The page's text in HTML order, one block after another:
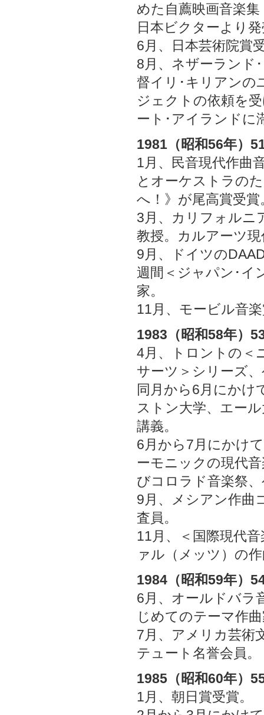
めた自薦映画音楽
日本ビクターより
6月、日本芸術院賞
8月、ネザーランド
督イリ･キリアンの
ジェクトの依頼を
ート･アイランドに
1981（昭和56年）
1月、民音現代作曲
とオーケストラの
へ！》が尾高賞受賞
3月、カリフォルニ
教授。カルアーツ
9月、ドイツの
週間＜ジャパン･イ
家。
11月、モービル音
1983（昭和58年）
4月、トロントの＜
サーツ＞シリーズ
同月から6月にかけ
ストン大学、エー
講義。
6月から7月にかけ
ーモニックの現代
びコロラド音楽祭
9月、メシアン作曲
査員。
11月、＜国際現代
ァル（メッツ）の
1984（昭和59年）
6月、オールドバラ
じめてのテーマ作
7月、アメリカ芸術
テュート名誉会員。
1985（昭和60年）
1月、朝日賞受賞。